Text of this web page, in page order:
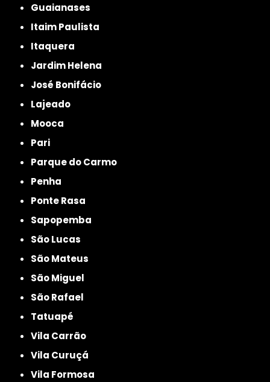
Guaianases
Itaim Paulista
Itaquera
Jardim Helena
José Bonifácio
Lajeado
Mooca
Pari
Parque do Carmo
Penha
Ponte Rasa
Sapopemba
São Lucas
São Mateus
São Miguel
São Rafael
Tatuapé
Vila Carrão
Vila Curuçá
Vila Formosa